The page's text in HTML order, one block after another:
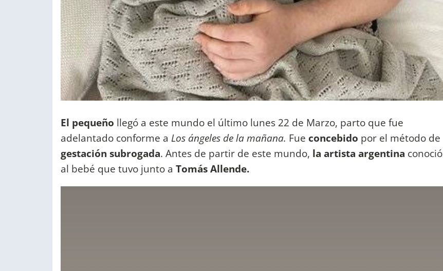
El pequeño llegó a este mundo el último lunes 22 de Marzo, parto que fue
adelantado conforme a Los ángeles de la mañana. Fue concebido por el método de
gestación subrogada. Antes de partir de este mundo, la artista argentina conoció
al bebé que tuvo junto a Tomás Allende.